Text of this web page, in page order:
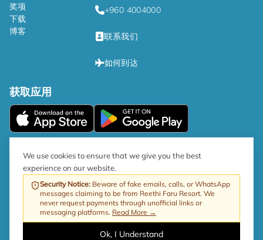
奖项
下载
博客
+960 4004000
联系我们
如何到达
获取应用
根據政府指令，旅遊業商品及服務稅稅率現為 17%。
版权所有 © 2026 Reethi Faru 度假村网站由 ProfitableRooms 提供
We use cookies to ensure that we give you the best
experience on our website.
Security Notice: Beware of fake emails, calls, or WhatsApp
messages claiming to be from Reethi Faru Resort. We
never request payments through unofficial links or
messaging platforms. Read More →
Ok, I Understand